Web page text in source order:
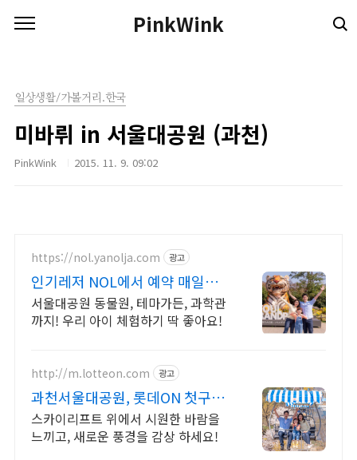
PinkWink
일상생활/가볼거리.한국
미바뤼 in 서울대공원 (과천)
PinkWink 2015. 11. 9. 09:02
https://nol.yanolja.com 광고
인기레저 NOL에서 예약 매일
NOL DRAW 추첨!
서울대공원 동물원, 테마가든, 과학관
까지! 우리 아이 체험하기 딱 좋아요!
http://m.lotteon.com 광고
과천서울대공원, 롯데ON 첫구매
최대 5천원 혜택!
스카이리프트 위에서 시원한 바람을
느끼고, 새로운 풍경을 감상 하세요!